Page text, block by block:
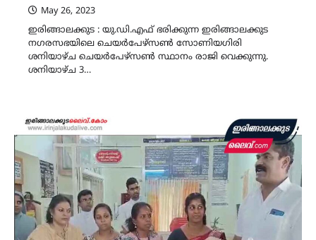
May 26, 2023
ഇരിങ്ങാലക്കുട : യു.ഡി.എഫ് ഭരിക്കുന്ന ഇരിങ്ങാലക്കുട
നഗരസഭയിലെ ചെയർപേഴ്സൺ സോണിയഗിരി
ശനിയാഴ്ച ചെയർപേഴ്സൺ സ്ഥാനം രാജി വെക്കുന്നു.
ശനിയാഴ്ച 3…